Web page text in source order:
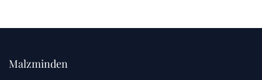
Malzminden